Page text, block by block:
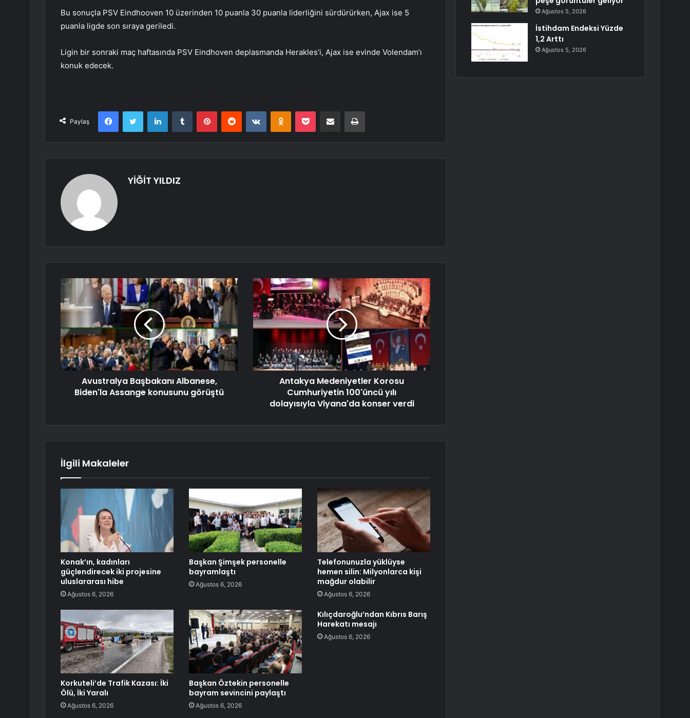
Bu sonuçla PSV Eindhooven 10 üzerinden 10 puanla 30 puanla liderliğini sürdürürken, Ajax ise 5
puanla ligde son sıraya geriledi.
Ligin bir sonraki maç haftasında PSV Eindhoven deplasmanda Herakles’i, Ajax ise evinde Volendam’ı
konuk edecek.
Paylaş
FacebookTwitter LinkedInTumblr PinterestReddit VKontakteOdnoklassniki
Pocket E-Posta ile paylaş Yazdır
YİĞİT YILDIZ
Avustralya Başbakanı Albanese,
Biden'la Assange konusunu görüştü
Antakya Medeniyetler Korosu
Cumhuriyetin 100'üncü yılı
dolayısıyla Viyana'da konser verdi
İlgili Makaleler
Konak’ın, kadınları
güçlendirecek iki projesine
uluslararası hibe
Ağustos 6, 2026
Başkan Şimşek personelle
bayramlaştı
Ağustos 6, 2026
Telefonunuzla yüklüyse
hemen silin: Milyonlarca kişi
mağdur olabilir
Ağustos 6, 2026
Korkuteli’de Trafik Kazası: İki
Ölü, İki Yaralı
Ağustos 6, 2026
Başkan Öztekin personelle
bayram sevincini paylaştı
Ağustos 6, 2026
Kılıçdaroğlu’ndan Kıbrıs Barış
Harekatı mesajı
Ağustos 6, 2026
Ağustos 5, 2026
İstihdam Endeksi Yüzde
1,2 Arttı
Ağustos 5, 2026